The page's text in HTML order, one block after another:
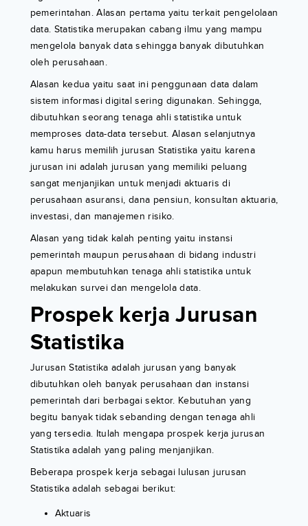
pemerintahan. Alasan pertama yaitu terkait pengelolaan
data. Statistika merupakan cabang ilmu yang mampu
mengelola banyak data sehingga banyak dibutuhkan
oleh perusahaan.
Alasan kedua yaitu saat ini penggunaan data dalam
sistem informasi digital sering digunakan. Sehingga,
dibutuhkan seorang tenaga ahli statistika untuk
memproses data-data tersebut. Alasan selanjutnya
kamu harus memilih jurusan Statistika yaitu karena
jurusan ini adalah jurusan yang memiliki peluang
sangat menjanjikan untuk menjadi aktuaris di
perusahaan asuransi, dana pensiun, konsultan aktuaria,
investasi, dan manajemen risiko.
Alasan yang tidak kalah penting yaitu instansi
pemerintah maupun perusahaan di bidang industri
apapun membutuhkan tenaga ahli statistika untuk
melakukan survei dan mengelola data.
Prospek kerja Jurusan
Statistika
Jurusan Statistika adalah jurusan yang banyak
dibutuhkan oleh banyak perusahaan dan instansi
pemerintah dari berbagai sektor. Kebutuhan yang
begitu banyak tidak sebanding dengan tenaga ahli
yang tersedia. Itulah mengapa prospek kerja jurusan
Statistika adalah yang paling menjanjikan.
Beberapa prospek kerja sebagai lulusan jurusan
Statistika adalah sebagai berikut:
Aktuaris